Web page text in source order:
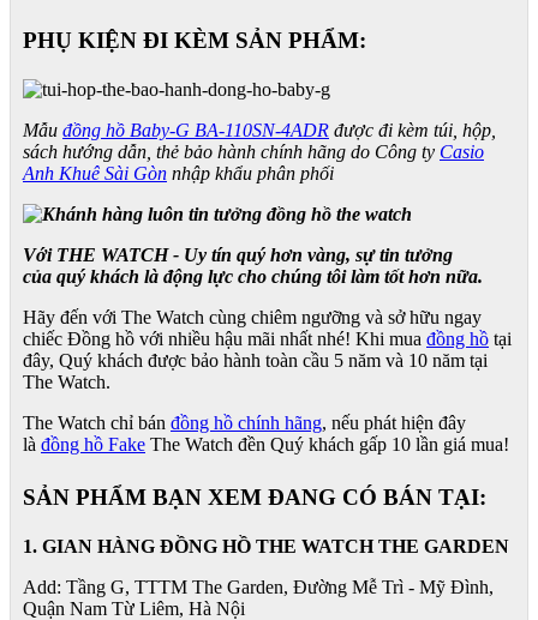
PHỤ KIỆN ĐI KÈM SẢN PHẨM:
Mẫu đồng hồ Baby-G BA-110SN-4ADR được đi kèm túi, hộp,
sách hướng dẫn, thẻ bảo hành chính hãng do Công ty Casio
Anh Khuê Sài Gòn nhập khẩu phân phối
Với THE WATCH - Uy tín quý hơn vàng, sự tin tưởng
của quý khách là động lực cho chúng tôi làm tốt hơn nữa.
Hãy đến với The Watch cùng chiêm ngưỡng và sở hữu ngay
chiếc Đồng hồ với nhiều hậu mãi nhất nhé! Khi mua đồng hồ tại
đây, Quý khách được bảo hành toàn cầu 5 năm và 10 năm tại
The Watch.
The Watch chỉ bán đồng hồ chính hãng, nếu phát hiện đây
là đồng hồ Fake The Watch đền Quý khách gấp 10 lần giá mua!
SẢN PHẨM BẠN XEM ĐANG CÓ BÁN TẠI:
1. GIAN HÀNG ĐỒNG HỒ THE WATCH THE GARDEN
Add: Tầng G, TTTM The Garden, Đường Mễ Trì - Mỹ Đình,
Quận Nam Từ Liêm, Hà Nội